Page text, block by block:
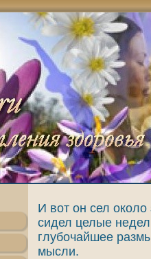
И вот он сел
сидел целые
глубочайшее
мысли.